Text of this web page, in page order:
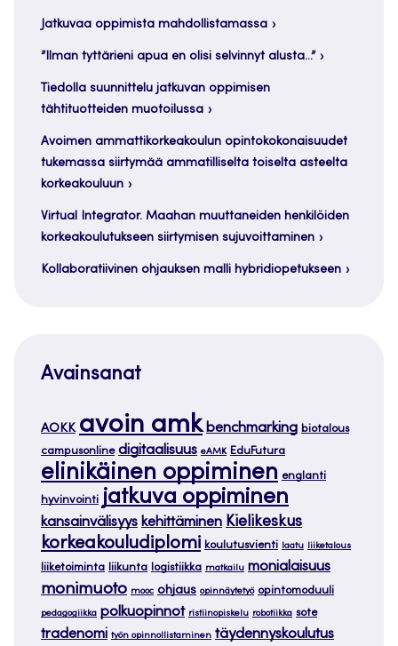
Jatkuvaa oppimista mahdollistamassa
”Ilman tyttärieni apua en olisi selvinnyt alusta…”
Tiedolla suunnittelu jatkuvan oppimisen
tähtituotteiden muotoilussa
Avoimen ammattikorkeakoulun opintokokonaisuudet
tukemassa siirtymää ammatilliselta toiselta asteelta
korkeakouluun
Virtual Integrator. Maahan muuttaneiden henkilöiden
korkeakoulutukseen siirtymisen sujuvoittaminen
Kollaboratiivinen ohjauksen malli hybridiopetukseen
Avainsanat
AOKK avoin amk benchmarking biotalous
campusonline digitaalisuus eAMK EduFutura
elinikäinen oppiminen englanti
hyvinvointi jatkuva oppiminen
kansainvälisyys kehittäminen Kielikeskus
korkeakouludiplomi koulutusvienti laatu liiketalous
liiketoiminta liikunta logistiikka matkailu monialaisuus
monimuoto mooc ohjaus opinnäytetyö opintomoduuli
pedagogiikka polkuopinnot ristiinopiskelu robotiikka sote
tradenomi työn opinnollistaminen täydennyskoulutus